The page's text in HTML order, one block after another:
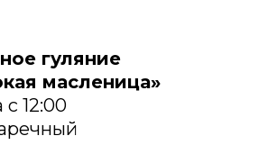
гуляние
масленица»
с 12:00